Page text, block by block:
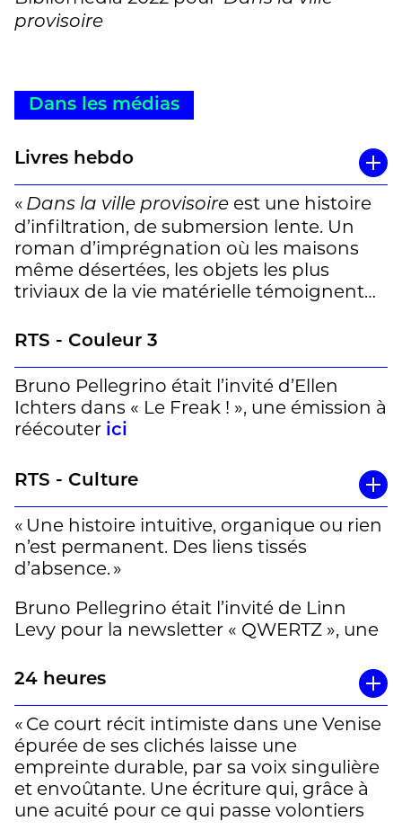
provisoire
Dans les médias
Livres hebdo
« Dans la ville provisoire est une histoire
d’infiltration, de submersion lente. Un
roman d’imprégnation où les maisons
même désertées, les objets les plus
triviaux de la vie matérielle témoignent
propriétaires. Où les lieux sont des âmes.
photographe Gustave Roud et de sa
sœur Madeleine dans la campagne
romande, était déjà un personnage à
part entière de
(Zoé, 2018), le premier roman
de ce jeune écrivain infiniment délicat,
capable de rendre hypnotique le ballet
d’une robe de soirée virevoltant derrière
le hublot d’une machine à laver dans une
buanderie collective. » Véronique
Rossignol
RTS - Couleur 3
Bruno Pellegrino était l’invité d’Ellen
Ichters dans « Le Freak ! », une émission à
réécouter ici
RTS - Culture
« Une histoire intuitive, organique ou rien
n’est permanent. Des liens tissés
d’absence. »
Bruno Pellegrino était l’invité de Linn
Levy pour la newsletter « QWERTZ », une
24 heures
« Ce court récit intimiste dans une Venise
épurée de ses clichés laisse une
empreinte durable, par sa voix singulière
et envoûtante. Une écriture qui, grâce à
une acuité pour ce qui passe volontiers